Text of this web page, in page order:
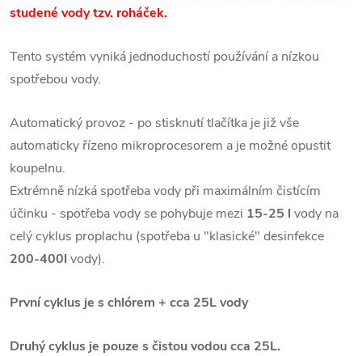
studené vody tzv. roháček.
Tento systém vyniká jednoduchostí používání a nízkou
spotřebou vody.
Automatický provoz - po stisknutí tlačítka je již vše
automaticky řízeno mikroprocesorem a je možné opustit
koupelnu.
Extrémně nízká spotřeba vody při maximálním čistícím
účinku - spotřeba vody se pohybuje mezi 15-25 l vody na
celý cyklus proplachu (spotřeba u "klasické" desinfekce
200-400l vody).
První cyklus je s chlórem + cca 25L vody
Druhý cyklus je pouze s čistou vodou cca 25L.